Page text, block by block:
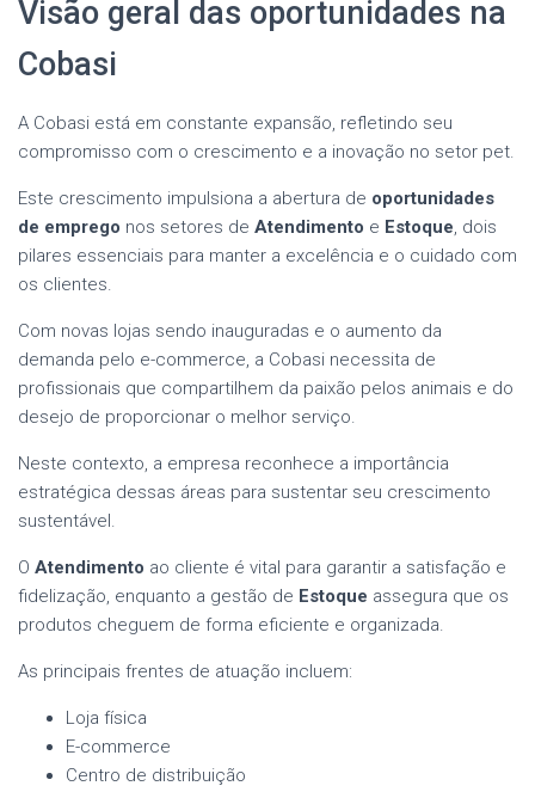
Visão geral das oportunidades na
Cobasi
A Cobasi está em constante expansão, refletindo seu
compromisso com o crescimento e a inovação no setor pet.
Este crescimento impulsiona a abertura de oportunidades
de emprego nos setores de Atendimento e Estoque, dois
pilares essenciais para manter a excelência e o cuidado com
os clientes.
Com novas lojas sendo inauguradas e o aumento da
demanda pelo e-commerce, a Cobasi necessita de
profissionais que compartilhem da paixão pelos animais e do
desejo de proporcionar o melhor serviço.
Neste contexto, a empresa reconhece a importância
estratégica dessas áreas para sustentar seu crescimento
sustentável.
O Atendimento ao cliente é vital para garantir a satisfação e
fidelização, enquanto a gestão de Estoque assegura que os
produtos cheguem de forma eficiente e organizada.
As principais frentes de atuação incluem:
Loja física
E-commerce
Centro de distribuição